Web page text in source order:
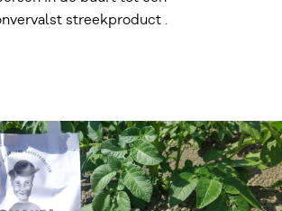
streekproduct .